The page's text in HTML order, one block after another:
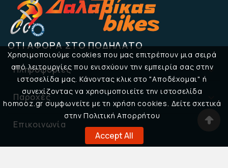
Χρησιμοποιούμε cookies που μας επιτρέπουν μια σειρά
από λειτουργίες που ενισχύουν την εμπειρία σας στην
ιστοσελίδα μας. Κάνοντας κλικ στο "Αποδέχομαι" ή
συνεχίζοντας να χρησιμοποιείτε την ιστοσελίδα
homooz.gr συμφωνείτε με τη χρήση cookies. Δείτε σχετικά
στην Πολιτική Απορρήτου
Accept All
ΌΤΙ ΑΦΟΡΆ ΣΤΟ ΠΟΔΉΛΑΤΟ
Πληροφορίες 
Παροχές
Επικοινωνία 